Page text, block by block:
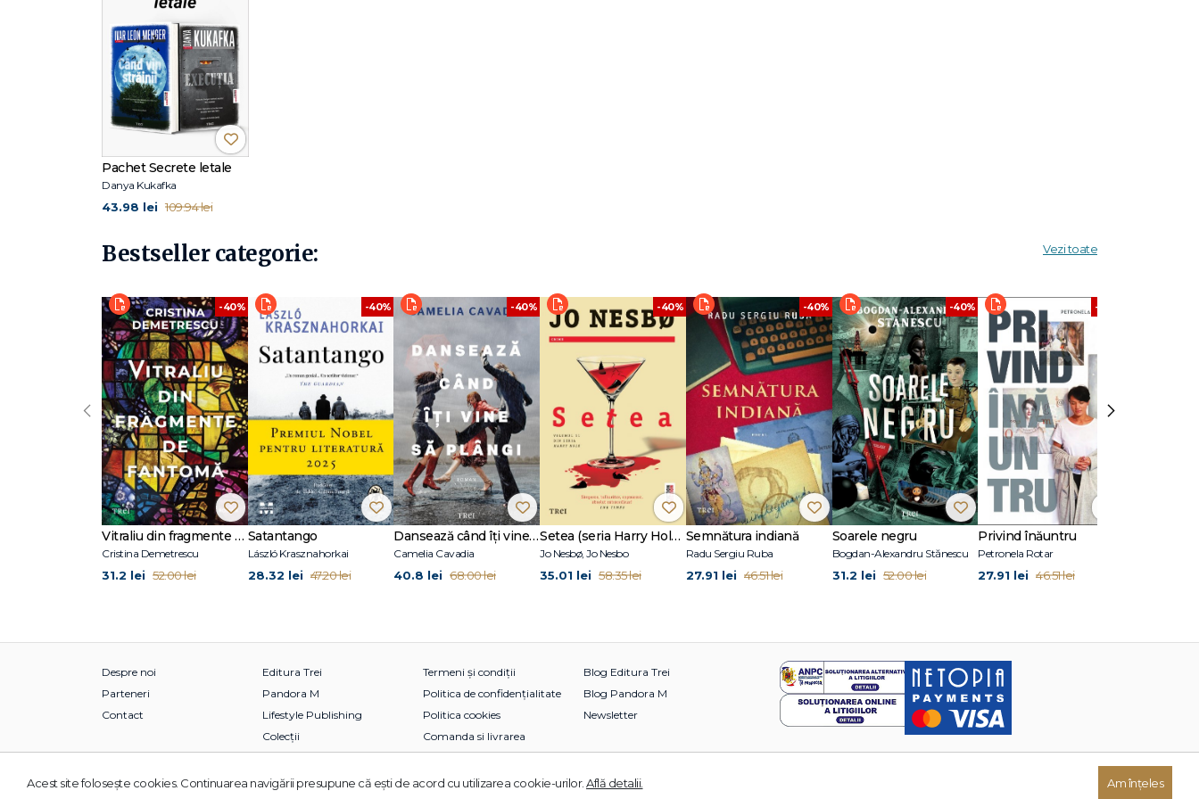
Pachet Secrete letale
Danya Kukafka
43.98 lei 109.94 lei
Bestseller categorie: Vezi toate
-40%
Vitraliu din fragmente de fantomă
Cristina Demetrescu
31.2 lei 52.00 lei
-40%
Satantango
László Krasznahorkai
28.32 lei 47.20 lei
-40%
Dansează când îți vine să plângi
Camelia Cavadia
40.8 lei 68.00 lei
-40%
Setea (seria Harry Hole, vol. 11)
Jo Nesbø, Jo Nesbo
35.01 lei 58.35 lei
-40%
Semnătura indiană
Radu Sergiu Ruba
27.91 lei 46.51 lei
-40%
Soarele negru
Bogdan-Alexandru Stănescu
31.2 lei 52.00 lei
-40%
Privind înăuntru
Petronela Rotar
27.91 lei 46.51 lei
‹ ›
Despre noi
Parteneri
Contact
Editura Trei
Pandora M
Lifestyle Publishing
Colecții
Termeni și condiții
Politica de confidențialitate
Politica cookies
Comanda si livrarea
Blog Editura Trei
Blog Pandora M
Newsletter
© 2026 Grupul Editorial TREI. Toate drepturile rezervate.
Acest site foloseşte cookies. Continuarea navigării presupune că eşti de acord cu utilizarea cookie-urilor. Află detalii. Am înțeles